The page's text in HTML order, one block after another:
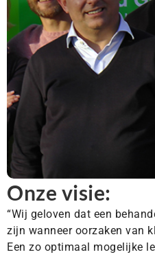
Onze visie:
“Wij geloven dat een
zijn wanneer oorzaken van
Een zo optimaal mogelijke